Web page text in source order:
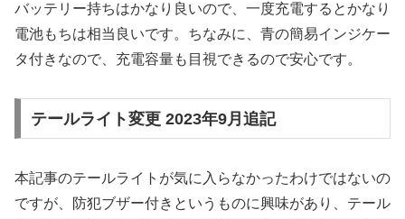
バッテリー持ちはかなり良いので、一度充電するとかなり
電池もちは相当良いです。ちなみに、青の簡易インジケー
タ付きなので、充電容量も目視できるので安心です。
テールライト変更 2023年9月追記
本記事のテールライトが気に入らなかったわけではないの
ですが、防犯ブザー付きというものに興味があり、テール